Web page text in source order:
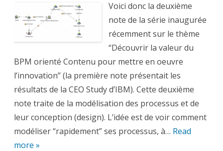
BPM
orienté
Contenu
mettre
l’innovation
–
2
Voici donc la deuxième
note de la série inaugurée
récemment sur le thème
“Découvrir la valeur du
BPM orienté Contenu pour mettre en oeuvre
l’innovation” (la première note présentait les
résultats de la CEO Study d’IBM). Cette deuxième
note traite de la modélisation des processus et de
leur conception (design). L’idée est de voir comment
modéliser “rapidement” ses processus, à… Read
more »